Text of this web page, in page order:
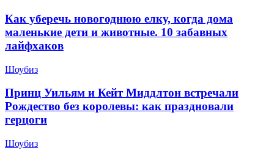
Как уберечь новогоднюю елку, когда дома
маленькие дети и животные. 10 забавных
лайфхаков
Шоубиз
Принц Уильям и Кейт Миддлтон встречали
Рождество без королевы: как праздновали
герцоги
Шоубиз